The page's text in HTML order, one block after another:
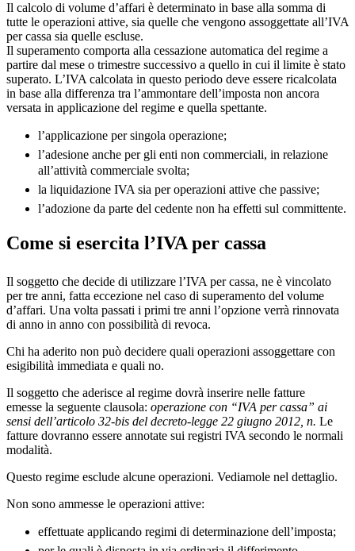
Il calcolo di volume d’affari è determinato in base alla somma di
tutte le operazioni attive, sia quelle che vengono assoggettate all’IVA
per cassa sia quelle escluse.
Il superamento comporta alla cessazione automatica del regime a
partire dal mese o trimestre successivo a quello in cui il limite è stato
superato. L’IVA calcolata in questo periodo deve essere ricalcolata
in base alla differenza tra l’ammontare dell’imposta non ancora
versata in applicazione del regime e quella spettante.
l’applicazione per singola operazione;
l’adesione anche per gli enti non commerciali, in relazione
all’attività commerciale svolta;
la liquidazione IVA sia per operazioni attive che passive;
l’adozione da parte del cedente non ha effetti sul committente.
Come si esercita l’IVA per cassa
Il soggetto che decide di utilizzare l’IVA per cassa, ne è vincolato
per tre anni, fatta eccezione nel caso di superamento del volume
d’affari. Una volta passati i primi tre anni l’opzione verrà rinnovata
di anno in anno con possibilità di revoca.
Chi ha aderito non può decidere quali operazioni assoggettare con
esigibilità immediata e quali no.
Il soggetto che aderisce al regime dovrà inserire nelle fatture
emesse la seguente clausola: operazione con “IVA per cassa” ai
sensi dell’articolo 32-bis del decreto-legge 22 giugno 2012, n. Le
fatture dovranno essere annotate sui registri IVA secondo le normali
modalità.
Questo regime esclude alcune operazioni. Vediamole nel dettaglio.
Non sono ammesse le operazioni attive:
effettuate applicando regimi di determinazione dell’imposta;